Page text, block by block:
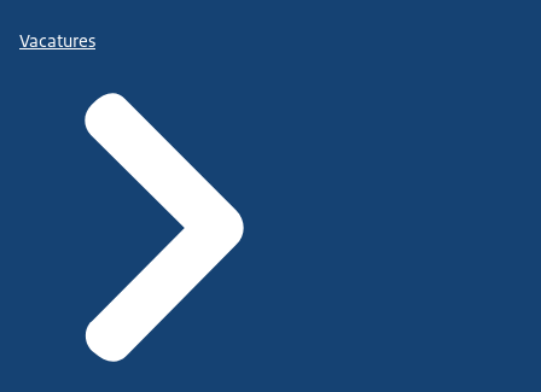
Vacatures